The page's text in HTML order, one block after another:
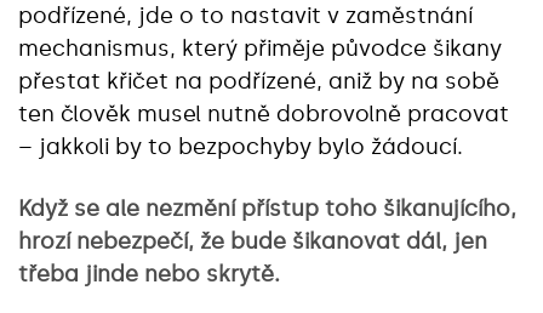
podřízené, jde o to nastavit v zaměstnání
mechanismus, který přiměje původce šikany
přestat křičet na podřízené, aniž by na sobě
ten člověk musel nutně dobrovolně pracovat
– jakkoli by to bezpochyby bylo žádoucí.
Když se ale nezmění přístup toho šikanujícího,
hrozí nebezpečí, že bude šikanovat dál, jen
třeba jinde nebo skrytě.